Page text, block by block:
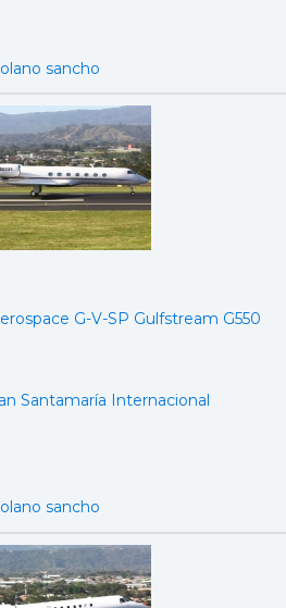
sancho
G-V-SP Gulfstream G550
Santamaría Internacional
sancho